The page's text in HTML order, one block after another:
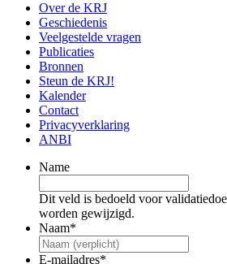
Over de KRJ
Geschiedenis
Veelgestelde vragen
Publicaties
Bronnen
Steun de KRJ!
Kalender
Contact
Privacyverklaring
ANBI
Name
Dit veld is bedoeld voor
worden gewijzigd.
Naam*
E-mailadres*